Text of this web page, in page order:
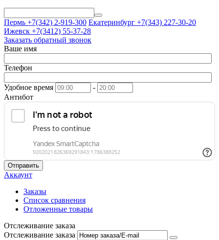
Пермь +7(342) 2-919-300 Екатеринбург +7(343) 227-30-20
Ижевск +7(3412) 55-37-28
Заказать обратный звонок
Ваше имя
Телефон
Удобное время
-
Антибот
Отправить
Аккаунт
Заказы
Список сравнения
Отложенные товары
Отслеживание заказа
Отслеживание заказа